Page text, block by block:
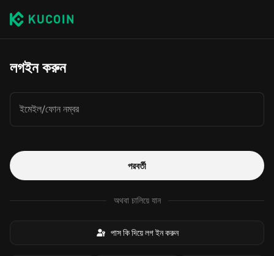
লগইন করুন
ইমেইল/ফোন নম্বর
পরবর্তী
অথবা চালিয়ে যান
পাস কি দিয়ে লগ ইন করুন